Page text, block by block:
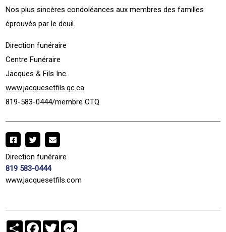
Nos plus sincères condoléances aux membres des familles
éprouvés par le deuil.
Direction funéraire
Centre Funéraire
Jacques & Fils Inc.
www.jacquesetfils.qc.ca
819-583-0444/membre CTQ
Direction funéraire
819 583-0444
www.jacquesetfils.com
PartagerFacebook
Twitter